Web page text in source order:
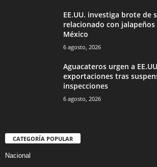
EE.UU. investiga brote de
relacionado con
México
6 agosto, 2026
Aguacateros urgen a
exportaciones tras
inspecciones
6 agosto, 2026
CATEGORÍA POPULAR
Nacional